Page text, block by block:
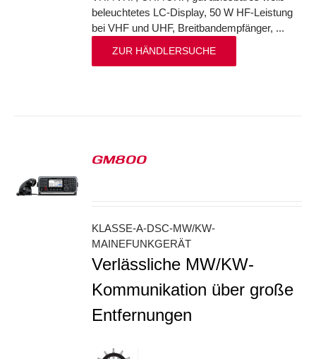
beleuchtetes LC-Display, 50 W HF-Leistung
bei VHF und UHF, Breitbandempfänger, ...
ZUR HÄNDLERSUCHE
GM800
KLASSE-A-DSC-MW/KW-
MAINEFUNKGERÄT
Verlässliche MW/KW-
Kommunikation über große
Entfernungen